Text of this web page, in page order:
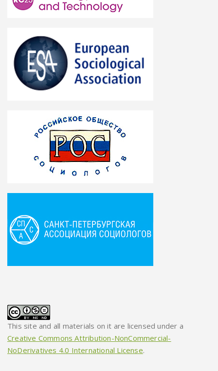
This site and all materials on it are licensed under a
Creative Commons Attribution-NonCommercial-
NoDerivatives 4.0 International License.